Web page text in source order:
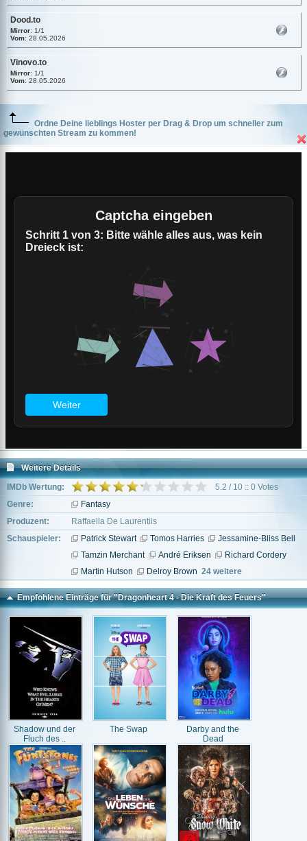
Dood.to
Mirror: 1/1
Vom: 28.05.2026
Vinovo.to
Mirror: 1/1
Vom: 28.05.2026
Ordne Deine lieblings Hoster per Drag & Drop um schneller zum
gewünschten Stream zu kommen!
Weitere Details
IMDb Wertung:
5.2 / 10 :: 0 Votes
Genre:
Fantasy
Produzent:
Raffaella De Laurentiis
Schauspieler:
Patrick Stewart Tomos Harries
Jessamine-Bliss Bell
Tamzin Merchant
André Eriksen
Richard Cordery
Martin Hutson
Delroy Brown 24 weitere
Empfohlene Einträge für "Dragonheart 4 - Die Kraft des Feuers"
Shadow und der
Fluch des ..
The Swap
Darby and the
Dead